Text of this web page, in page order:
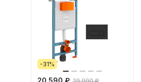
-31%
20 590 ₽